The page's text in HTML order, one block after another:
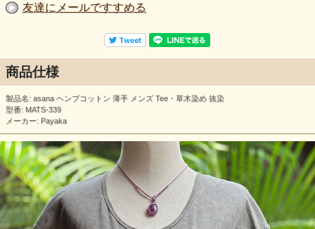
友達にメールですすめる
商品仕様
製品名: asana ヘンプコットン 薄手 メンズ Tee・草木染め 抜染
型番: MATS-339
メーカー: Payaka